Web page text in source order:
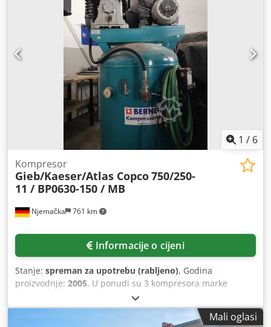
1 / 6
Njemačka 761 km
Kompresor
Gieb/Kaeser/Atlas Copco750/250-
11 / BP0630-150 / MB
Informacije o cijeni
Stanje: spreman za upotrebu (rabljeno), Godina
proizvodnje: 2005, U ponudi su 3 kompresora marke
Kaeser, 1 kompresor marke Gieb, 1 kompresor marke Atlas
Copco i jedan tlačni spremnik tvrtke Maschinen- und
Behälterbau. 1) Kompresor Gieb, tip 750/250-11, godina
Mali oglasi